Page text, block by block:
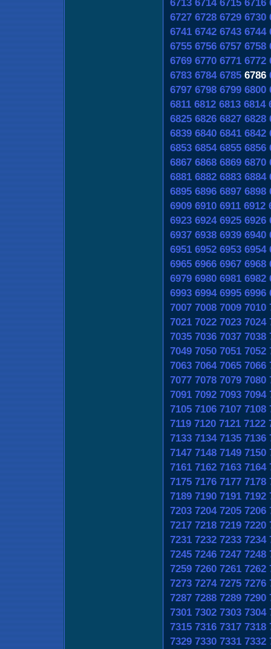
6713 6714 6715 6716
6727 6728 6729 6730
6741 6742 6743 6744
6755 6756 6757 6758
6769 6770 6771 6772
6783 6784 6785 6786
6797 6798 6799 6800
6811 6812 6813 6814
6825 6826 6827 6828
6839 6840 6841 6842
6853 6854 6855 6856
6867 6868 6869 6870
6881 6882 6883 6884
6895 6896 6897 6898
6909 6910 6911 6912
6923 6924 6925 6926
6937 6938 6939 6940
6951 6952 6953 6954
6965 6966 6967 6968
6979 6980 6981 6982
6993 6994 6995 6996
7007 7008 7009 7010
7021 7022 7023 7024
7035 7036 7037 7038
7049 7050 7051 7052
7063 7064 7065 7066
7077 7078 7079 7080
7091 7092 7093 7094
7105 7106 7107 7108
7119 7120 7121 7122
7133 7134 7135 7136
7147 7148 7149 7150
7161 7162 7163 7164
7175 7176 7177 7178
7189 7190 7191 7192
7203 7204 7205 7206
7217 7218 7219 7220
7231 7232 7233 7234
7245 7246 7247 7248
7259 7260 7261 7262
7273 7274 7275 7276
7287 7288 7289 7290
7301 7302 7303 7304
7315 7316 7317 7318
7329 7330 7331 7332